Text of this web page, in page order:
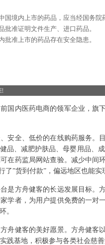
国境内上市的药品，应当经国务
准证明文件生产、进口药品。
准上市的药品存在安全隐患。
国内医药电商的领军企业，
安全、低价的在线购药服务。
品、减肥护肤品、母婴用品、
在药监局网站查验。减少中间
”货到付款”，偏远地区也能实
是方舟健客的长远发展目标。
学者，为用户提供免费的一对
。
舟健客的美好愿景。方舟健客
践基地，积极参与各类社会慈